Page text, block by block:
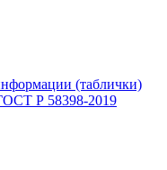
(таблички)
Р 58398-2019